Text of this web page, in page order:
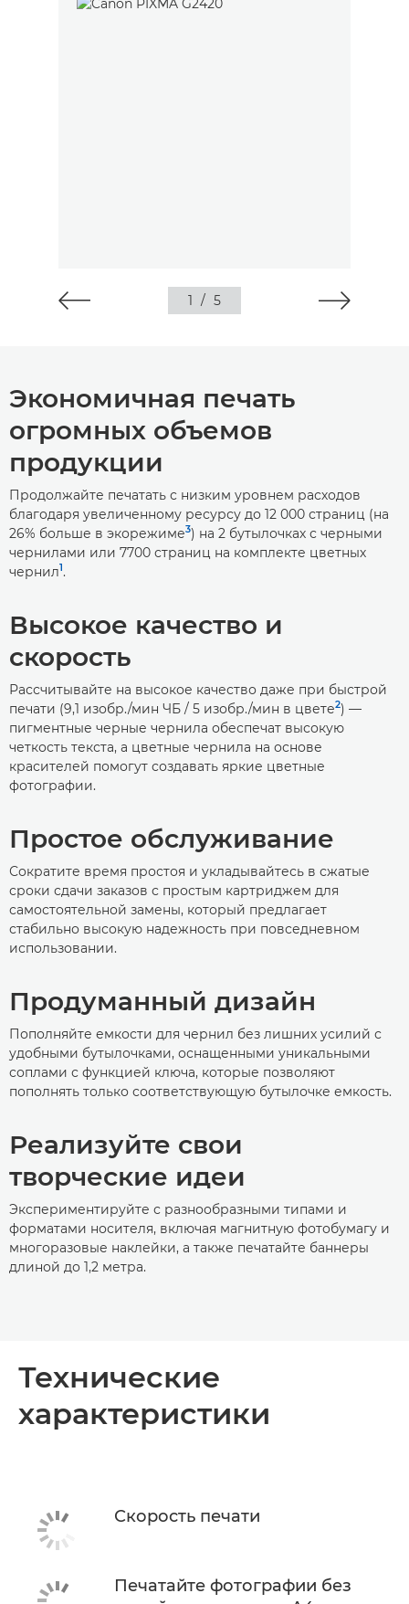
1 / 5
Экономичная печать
огромных объемов
продукции
Продолжайте печатать с низким уровнем расходов
благодаря увеличенному ресурсу до 12 000 страниц (на
26% больше в экорежиме3) на 2 бутылочках с черными
чернилами или 7700 страниц на комплекте цветных
чернил1.
Высокое качество и
скорость
Рассчитывайте на высокое качество даже при быстрой
печати (9,1 изобр./мин ЧБ / 5 изобр./мин в цвете2) —
пигментные черные чернила обеспечат высокую
четкость текста, а цветные чернила на основе
красителей помогут создавать яркие цветные
фотографии.
Простое обслуживание
Сократите время простоя и укладывайтесь в сжатые
сроки сдачи заказов с простым картриджем для
самостоятельной замены, который предлагает
стабильно высокую надежность при повседневном
использовании.
Продуманный дизайн
Пополняйте емкости для чернил без лишних усилий с
удобными бутылочками, оснащенными уникальными
соплами с функцией ключа, которые позволяют
пополнять только соответствующую бутылочке емкость.
Реализуйте свои
творческие идеи
Экспериментируйте с разнообразными типами и
форматами носителя, включая магнитную фотобумагу и
многоразовые наклейки, а также печатайте баннеры
длиной до 1,2 метра.
Технические
характеристики
Скорость печати
Печатайте фотографии без